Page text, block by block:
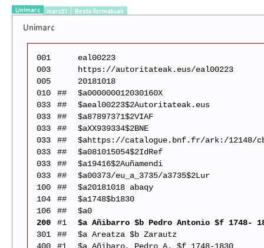
Unimarc marc21 Beste formatuak
Unimarc
001
eal00223
003
https://autoritateak.eus/eal00223
005
20181018
010
##
$a000000012030160X
033
##
$aeal00223$2Autoritateak.eus
033
##
$a87897371$2VIAF
033
##
$aXX939334$2BNE
033
##
$ahttps://catalogue.bnf.fr/ark:/12148/
033
##
$a081015054$2IdRef
033
##
$a19416$2Auñamendi
033
##
$a00373/eu_a_3735/a3735$2Lur
100
##
$a20181018 abaqy
104
##
$a1748$b1830
106
##
$a0
200
#1
$a Añibarro $b Pedro Antonio $f 1748-
301
##
$a Areatza $b Zarautz